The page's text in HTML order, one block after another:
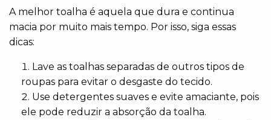
A melhor toalha é aquela que dura e continua
macia por muito mais tempo. Por isso, siga essas
dicas:
Lave as toalhas separadas de outros tipos de
roupas para evitar o desgaste do tecido.
Use detergentes suaves e evite amaciante, pois
ele pode reduzir a absorção da toalha.